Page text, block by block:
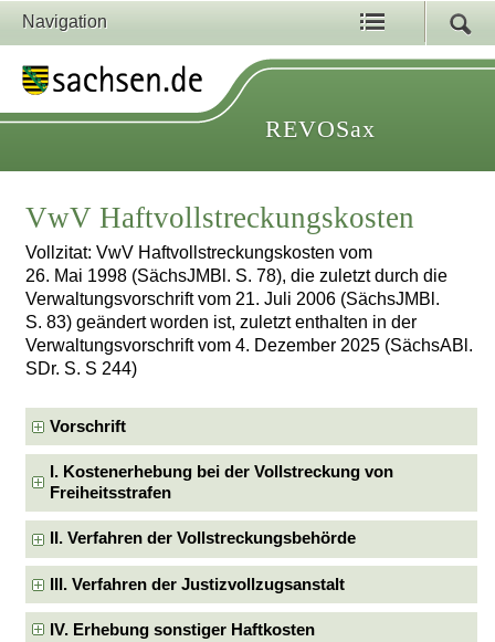
Navigation
REVOSax
VwV Haftvollstreckungskosten
Vollzitat: VwV Haftvollstreckungskosten vom
26. Mai 1998 (SächsJMBl. S. 78), die zuletzt durch die
Verwaltungsvorschrift vom 21. Juli 2006 (SächsJMBl.
S. 83) geändert worden ist, zuletzt enthalten in der
Verwaltungsvorschrift vom 4. Dezember 2025 (SächsABl.
SDr. S. S 244)
Vorschrift
I. Kostenerhebung bei der Vollstreckung von
Freiheitsstrafen
II. Verfahren der Vollstreckungsbehörde
III. Verfahren der Justizvollzugsanstalt
IV. Erhebung sonstiger Haftkosten